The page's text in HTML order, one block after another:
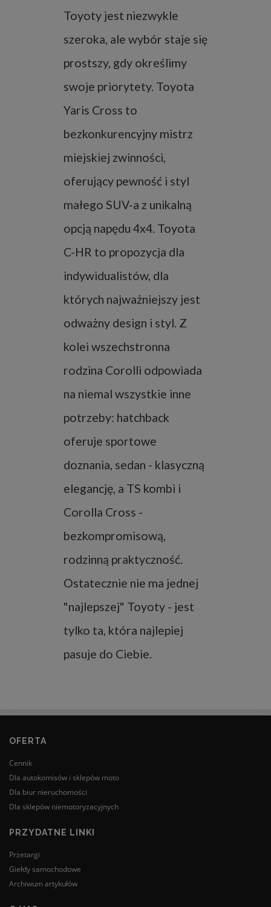
Toyoty jest niezwykle
szeroka, ale wybór staje się
prostszy, gdy określimy
swoje priorytety. Toyota
Yaris Cross to
bezkonkurencyjny mistrz
miejskiej zwinności,
oferujący pewność i styl
małego SUV-a z unikalną
opcją napędu 4x4. Toyota
C-HR to propozycja dla
indywidualistów, dla
których najważniejszy jest
odważny design i styl. Z
kolei wszechstronna
rodzina Corolli odpowiada
na niemal wszystkie inne
potrzeby: hatchback
oferuje sportowe
doznania, sedan - klasyczną
elegancję, a TS kombi i
Corolla Cross -
bezkompromisową,
rodzinną praktyczność.
Ostatecznie nie ma jednej
"najlepszej" Toyoty - jest
tylko ta, która najlepiej
pasuje do Ciebie.
OFERTA
Cennik
Dla autokomisów i sklepów moto
Dla biur nieruchomości
Dla sklepów niemotoryzacyjnych
PRZYDATNE LINKI
Przetargi
Giełdy samochodowe
Archiwum artykułów